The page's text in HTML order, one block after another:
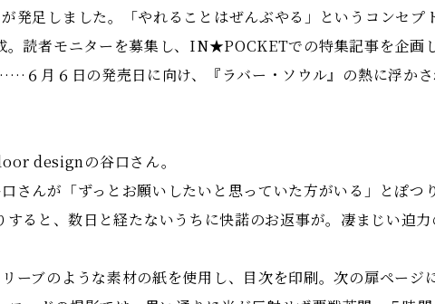
発足しました。「やれることはぜんぶやる」というコンセプ
。読者モニターを募集し、IN★POCKETでの特集記事を企画
６月６日の発売日に向け、『ラバー・ソウル』の熱に浮か
designの谷口さん。
さんが「ずっとお願いしたいと思っていた方がいる」とぽつ
ると、数日と経たないうちに快諾のお返事が。凄まじい迫力
ーブのような素材の紙を使用し、目次を印刷。次の扉ページ